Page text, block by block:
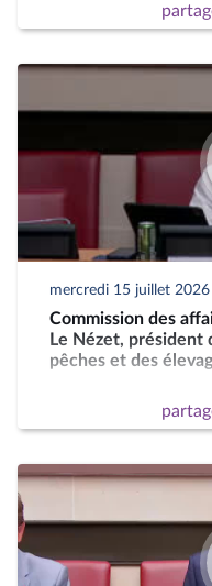
mercredi 15 juillet 2026
Commission des
Le Nézet, président
pêches et des